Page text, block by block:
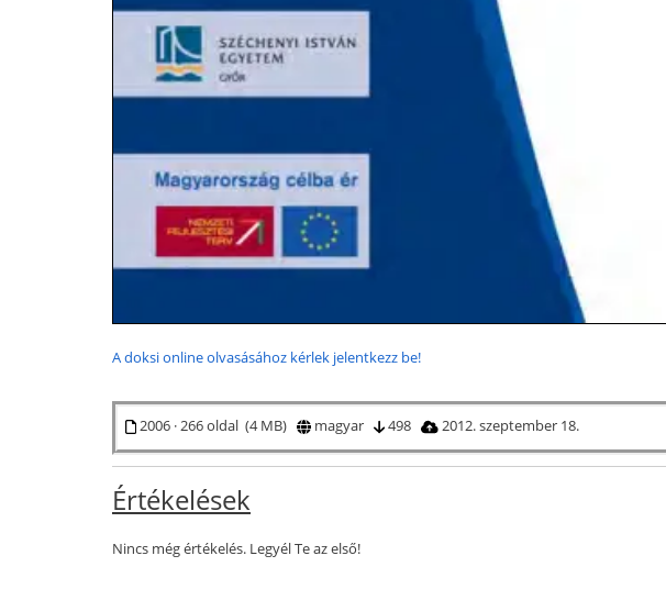
A doksi online olvasásához kérlek jelentkezz be!
2006 · 266 oldal (4 MB) magyar 498 2012. szeptember 18.
Értékelések
Nincs még értékelés. Legyél Te az első!